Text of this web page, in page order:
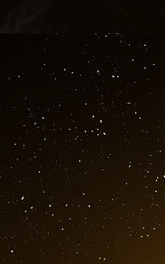
Demain : la
La crise du
un levier
Mais
vie quotidienne.
Laurent
conviction : «
compétitivité et
Les